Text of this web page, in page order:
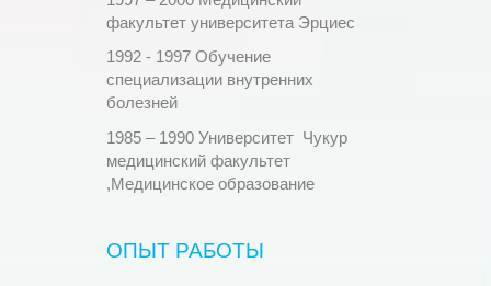
факультет университета Эрциес
1992 - 1997 Обучение
специализации внутренних
болезней
1985 – 1990 Университет Чукур
медицинский факультет
,Медицинское образование
ОПЫТ РАБОТЫ